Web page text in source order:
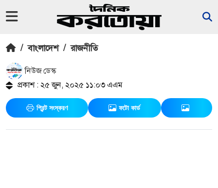
/ বাংলাদেশ / রাজনীতি
নিউজ ডেস্ক
প্রকাশ : ২৫ জুন, ২০২৫ ১১:০৩ এএম
প্রিন্ট সংস্করণ ফটো কার্ড